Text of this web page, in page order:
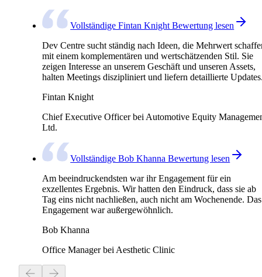
Vollständige Fintan Knight Bewertung lesen
Dev Centre sucht ständig nach Ideen, die Mehrwert
mit einem komplementären und wertschätzenden Stil. Sie
zeigen Interesse an unserem Geschäft und unseren Assets,
halten Meetings diszipliniert und liefern detaillierte
Fintan Knight
Chief Executive Officer bei Automotive Equity
Ltd.
Vollständige Bob Khanna Bewertung lesen
Am beeindruckendsten war ihr Engagement für ein
exzellentes Ergebnis. Wir hatten den Eindruck, dass sie ab
Tag eins nicht nachließen, auch nicht am Wochenende. Das
Engagement war außergewöhnlich.
Bob Khanna
Office Manager bei Aesthetic Clinic